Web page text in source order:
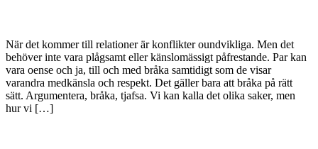
När det kommer till relationer är konflikter oundvikliga. Men det
behöver inte vara plågsamt eller känslomässigt påfrestande. Par kan
vara oense och ja, till och med bråka samtidigt som de visar
varandra medkänsla och respekt. Det gäller bara att bråka på rätt
sätt. Argumentera, bråka, tjafsa. Vi kan kalla det olika saker, men
hur vi […]